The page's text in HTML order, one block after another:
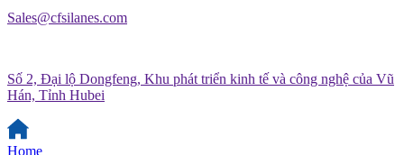
Sales@cfsilanes.com
Số 2, Đại lộ Dongfeng, Khu phát triển kinh tế và công nghệ của Vũ
Hán, Tỉnh Hubei
Home